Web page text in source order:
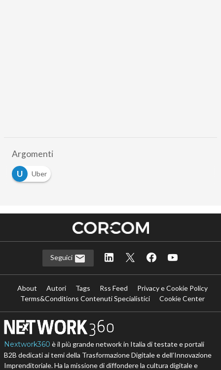
Argomenti
U
Uber
Seguici
About Autori Tags Rss Feed
Privacy e Cookie Policy
Terms&Conditions Contenuti Specialistici
Cookie Center
Nextwork360 è il più grande network in Italia di testate e portali
B2B dedicati ai temi della Trasformazione Digitale e dell’Innovazione
Imprenditoriale. Ha la missione di diffondere la cultura digitale e